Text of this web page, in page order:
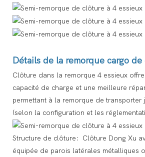
Détails de la remorque cargo
Clôture dans la remorque 4 essieux
capacité de charge et une meilleure
permettant à la remorque de transporter
(selon la configuration et les
Structure de clôture: Clôture Dong Xu
équipée de parois latérales métalliques